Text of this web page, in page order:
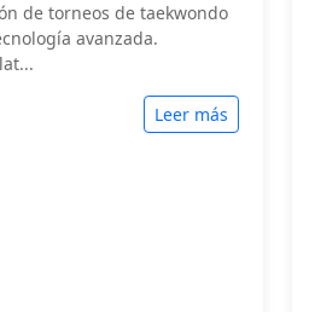
de torneos de taekwondo
avanzada.
Leer más